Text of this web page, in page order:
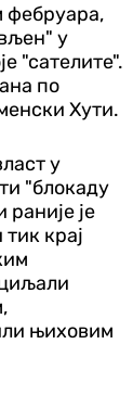
фебруара,
у
"сателите".
по
Хути.
у
"блокаду
раније је
крај
њиховим